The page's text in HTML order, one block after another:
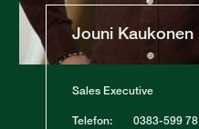
Jouni Kaukonen
Sales Executive
Telefon:
0383-599 78